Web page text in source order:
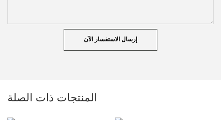
إرسال الاستفسار الآن
المنتجات ذات الصلة